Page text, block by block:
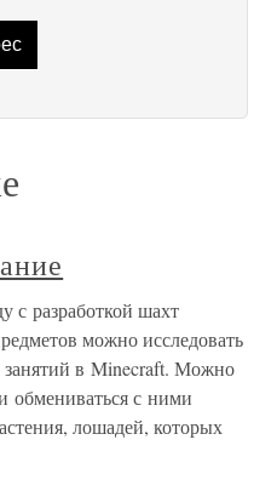
с разработкой шахт
можно исследовать
в Minecraft. Можно
обмениваться с ними
лошадей, которых